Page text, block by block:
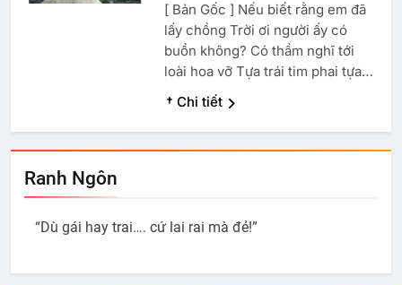
Ranh Ngôn
“Dù gái hay trai…. cứ lai rai mà đẻ!”
[ Bản Gốc ] Nếu biết rằng em đã
lấy chồng Trời ơi người ấy có
buồn không? Có thầm nghĩ tới
loài hoa vỡ Tựa trái tim phai tựa…
† Chi tiết